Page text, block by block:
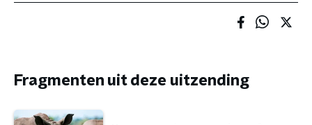
Fragmenten uit deze uitzending